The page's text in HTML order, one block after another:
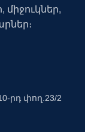
րդ փող.23/2